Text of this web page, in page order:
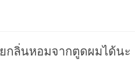
กลิ่นหอมจากตูดผมได้นะ